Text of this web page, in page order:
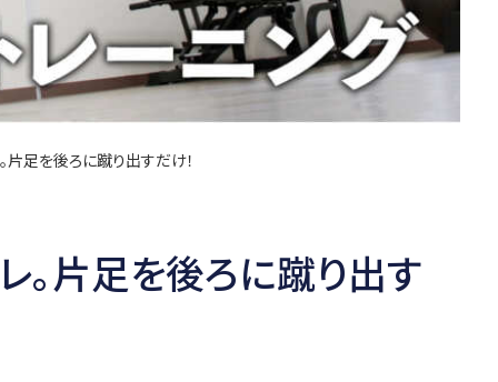
片足を後ろに蹴り出すだけ！
。片足を後ろに蹴り出す